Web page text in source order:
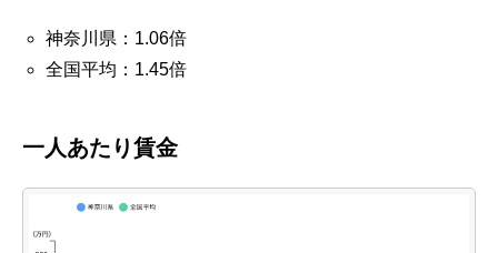
神奈川県：1.06倍
全国平均：1.45倍
一人あたり賃金